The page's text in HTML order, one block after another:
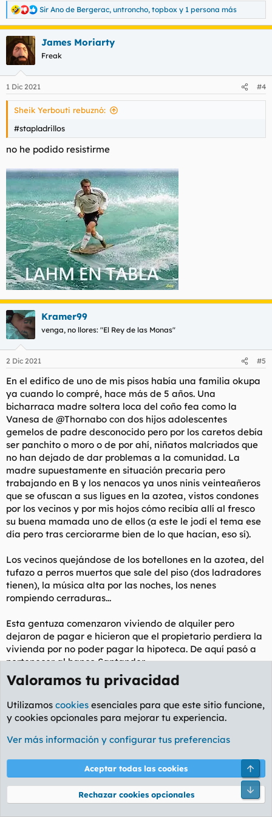
R
e
a
c
c
e
s
Sir Ano de Bergerac, untroncho, topbox y 1 persona más
James Moriarty
Freak
1 Dic 2021 #4
Sheik Yerbouti rebuznó:
#stapladrillos
no he podido resistirme
Kramer99
venga, no llores: "El Rey de las Monas"
2 Dic 2021 #5
En el edifico de uno de mis pisos había una familia okupa
ya cuando lo compré, hace más de 5 años. Una
bicharraca madre soltera loca del coño fea como la
Vanesa de @Thornabo con dos hijos adolescentes
gemelos de padre desconocido pero por los caretos debía
ser panchito o moro o de por ahí, niñatos malcriados que
no han dejado de dar problemas a la comunidad. La
madre supuestamente en situación precaria pero
trabajando en B y los nenacos ya unos ninis veinteañeros
que se ofuscan a sus ligues en la azotea, vistos condones
por los vecinos y por mis hojos cómo recibía allí al fresco
su buena mamada uno de ellos (a este le jodí el tema ese
día pero tras cerciorarme bien de lo que hacían, eso sí).
Los vecinos quejándose de los botellones en la azotea, del
tufazo a perros muertos que sale del piso (dos ladradores
tienen), la música alta por las noches, los nenes
rompiendo cerraduras...
Esta gentuza comenzaron viviendo de alquiler pero
dejaron de pagar e hicieron que el propietario perdiera la
vivienda por no poder pagar la hipoteca. De aquí pasó a
pertenecer al banco Santander.
Tras todos estos años han seguido de okupas, con varios
intentos de desahucio que por H o por B no se pudo llevar
a cabo. El piso hecho un estercolero, dicho a mi por
técnicos que tuvieron que entrar a reparaciones varias.
bicharraca que se van a mudar a un edificio justo
enfrente, en la misma calle, que la trabajadora social de
turno les ha conseguido ayudas al alquiler y de los 400€ y
pico que tendrían que pagar se les queda en 100€, el resto
Valoramos tu privacidad
Utilizamos cookies esenciales para que este sitio funcione,
y cookies opcionales para mejorar tu experiencia.
Ver más información y configurar tus preferencias
Aceptar todas las cookies
Rechazar cookies opcionales
Pie